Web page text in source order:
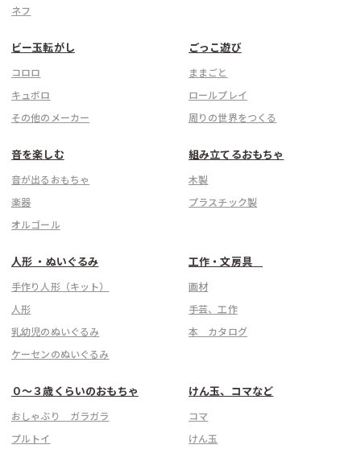
こちら
ネフ
ビー玉転がし
コロロ
キュボロ
その他のメーカー
ごっこ遊び
ままごと
ロールプレイ
周りの世界をつくる
音を楽しむ
音が出るおもちゃ
楽器
オルゴール
組み立てるおもちゃ
木製
プラスチック製
人形 ・ぬいぐるみ
手作り人形（キット）
人形
乳幼児のぬいぐるみ
ケーセンのぬいぐるみ
工作・文房具
画材
手芸、工作
本 カタログ
０〜３歳くらいのおもちゃ
おしゃぶり ガラガラ
プルトイ
けん玉、コマなど
コマ
けん玉